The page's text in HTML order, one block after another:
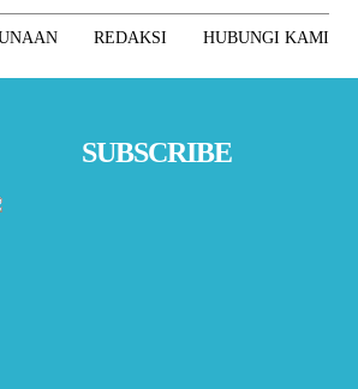
REDAKSI HUBUNGI KAMI
SUBSCRIBE